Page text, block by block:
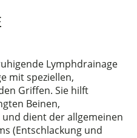
Lymphdrainage
mit speziellen,
Griffen. Sie hilft
Beinen,
dient der allgemeinen
(Entschlackung und